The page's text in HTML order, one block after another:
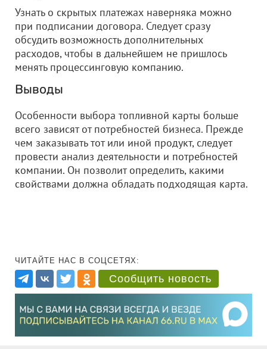
Узнать о скрытых платежах наверняка можно
при подписании договора. Следует сразу
обсудить возможность дополнительных
расходов, чтобы в дальнейшем не пришлось
менять процессинговую компанию.
Выводы
Особенности выбора топливной карты больше
всего зависят от потребностей бизнеса. Прежде
чем заказывать тот или иной продукт, следует
провести анализ деятельности и потребностей
компании. Он позволит определить, какими
свойствами должна обладать подходящая карта.
ЧИТАЙТЕ НАС В СОЦСЕТЯХ:
Сообщить новость